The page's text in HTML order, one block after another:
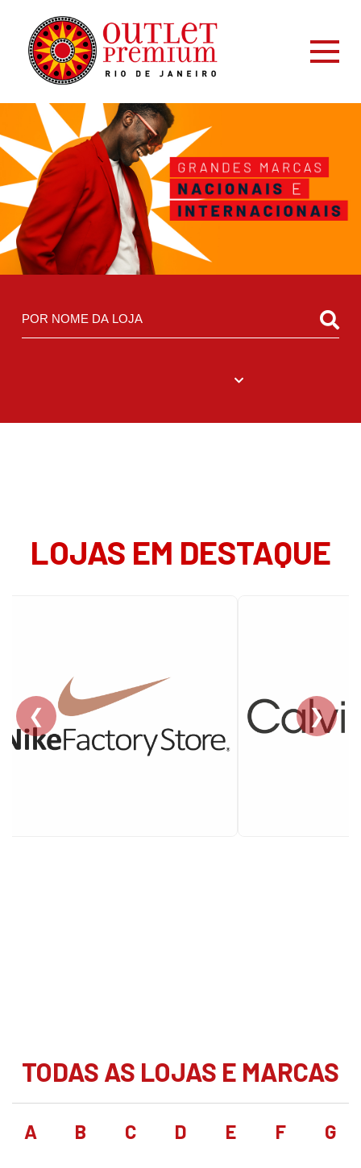
LOJAS EM DESTAQUE
❮ ❯
TODAS AS LOJAS E MARCAS
A B C D E F G